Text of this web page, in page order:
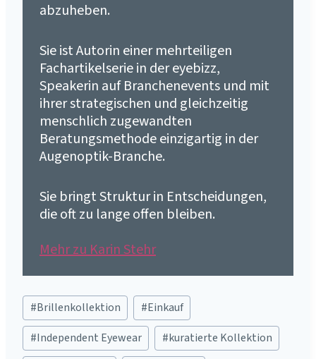
abzuheben.
Sie ist Autorin einer mehrteiligen
Fachartikelserie in der eyebizz,
Speakerin auf Branchenevents und mit
ihrer strategischen und gleichzeitig
menschlich zugewandten
Beratungsmethode einzigartig in der
Augenoptik-Branche.
Sie bringt Struktur in Entscheidungen,
die oft zu lange offen bleiben.
Mehr zu Karin Stehr
Schlagworte:
#Brillenkollektion #Einkauf
#Independent Eyewear #kuratierte Kollektion